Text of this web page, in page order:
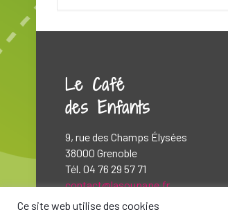
Le Café
des Enfants
9, rue des Champs Élysées
38000 Grenoble
Tél. 04 76 29 57 71
contact@lasoupape.fr
Ce site web utilise des cookies